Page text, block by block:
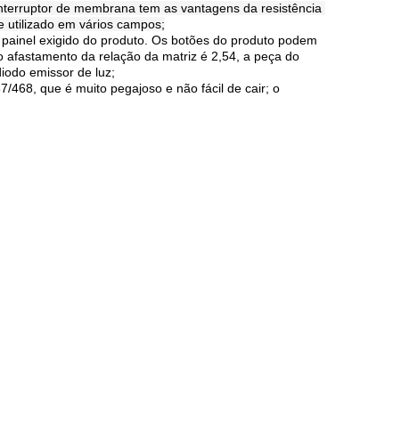
de membrana tem as vantagens da resistência
utilizado em vários campos;
exigido do produto. Os botões do produto podem
da relação da matriz é 2,54, a peça do
emissor de luz;
468, que é muito pegajoso e não fácil de cair; o